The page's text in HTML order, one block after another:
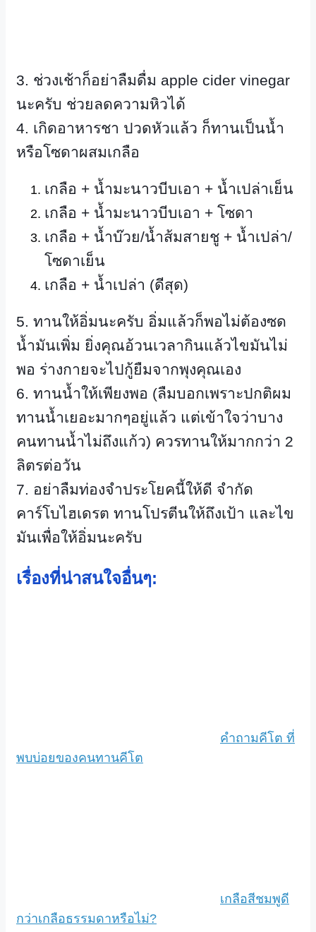
3. ช่วงเช้าก็อย่าลืมดื่ม apple cider vinegar
นะครับ ช่วยลดความหิวได้
4. เกิดอาหารชา ปวดหัวแล้ว ก็ทานเป็นน้ำ
หรือโซดาผสมเกลือ
เกลือ + น้ำมะนาวบีบเอา + น้ำเปล่าเย็น
เกลือ + น้ำมะนาวบีบเอา + โซดา
เกลือ + น้ำบ๊วย/น้ำส้มสายชู + น้ำเปล่า/
โซดาเย็น
เกลือ + น้ำเปล่า (ดีสุด)
5. ทานให้อิ่มนะครับ อิ่มแล้วก็พอไม่ต้องซด
น้ำมันเพิ่ม ยิ่งคุณอ้วนเวลากินแล้วไขมันไม่
พอ ร่างกายจะไปกู้ยืมจากพุงคุณเอง
6. ทานน้ำให้เพียงพอ (ลืมบอกเพราะปกติผม
ทานน้ำเยอะมากๆอยู่แล้ว แต่เข้าใจว่าบาง
คนทานน้ำไม่ถึงแก้ว) ควรทานให้มากกว่า 2
ลิตรต่อวัน
7. อย่าลืมท่องจำประโยคนี้ให้ดี จำกัด
คาร์โบไฮเดรต ทานโปรตีนให้ถึงเป้า และไข
มันเพื่อให้อิ่มนะครับ
เรื่องที่น่าสนใจอื่นๆ:
คำถามคีโต ที่
พบบ่อยของคนทานคีโต
เกลือสีชมพูดี
กว่าเกลือธรรมดาหรือไม่?